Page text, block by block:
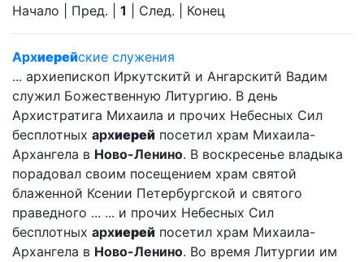
Начало | Пред. | 1 | След. | Конец
Архиерейские служения
... архиепископ Иркутскитй и Ангарскитй Вадим
служил Божественную Литургию. В день
Архистратига Михаила и прочих Небесных Сил
бесплотных архиерей посетил храм Михаила-
Архангела в Ново-Ленино. В воскресенье владыка
порадовал своим посещением храм святой
блаженной Ксении Петербургской и святого
праведного ... ... и прочих Небесных Сил
бесплотных архиерей посетил храм Михаила-
Архангела в Ново-Ленино. Во время Литургии им